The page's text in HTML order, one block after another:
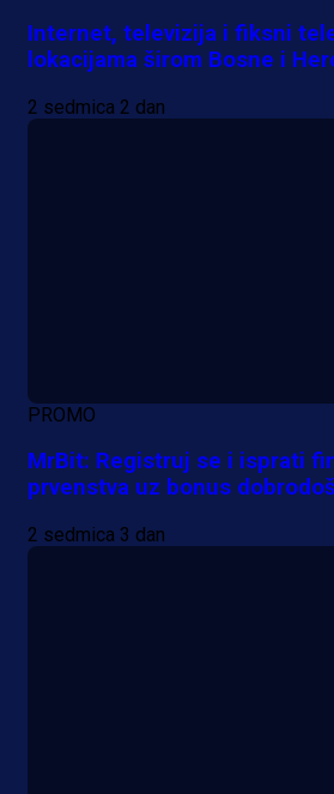
Internet, televizija i fiksni
lokacijama širom Bosne i
2 sedmica 2 dan
PROMO
MrBit: Registruj se i isprati
prvenstva uz bonus
2 sedmica 3 dan